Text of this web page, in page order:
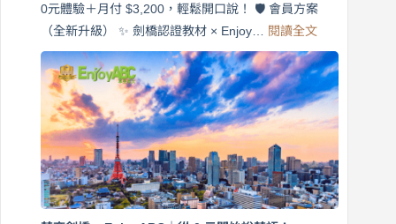
口
說
營
月
$3,200，
出
國
0元體驗＋月付 $3,200，輕鬆開口說！ 🛡️ 會員方案
（全新升級） ✨ 劍橋認證教材 × Enjoy… 閱讀全文:
外
師
帶
英
｜
英
商